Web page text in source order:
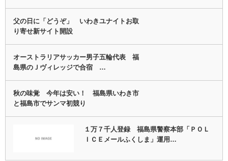
父の日に「どうぞ」 いわきユナイトお取
り寄せ新サイト開設
オーストラリアサッカー男子五輪代表 福
島県のＪヴィレッジで合宿 …
秋の味覚 今年は安い！ 福島県いわき市
と福島市でサンマ初競り
１万７千人登録 福島県警察本部「ＰＯＬ
ＩＣＥメールふくしま」運用…